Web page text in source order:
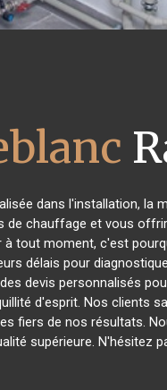
dans l'installation, la
chauffage et vous
à tout moment, c'est
délais pour
devis personnalisés
d'esprit. Nos clients
fiers de nos résultats.
supérieure. N'hésitez